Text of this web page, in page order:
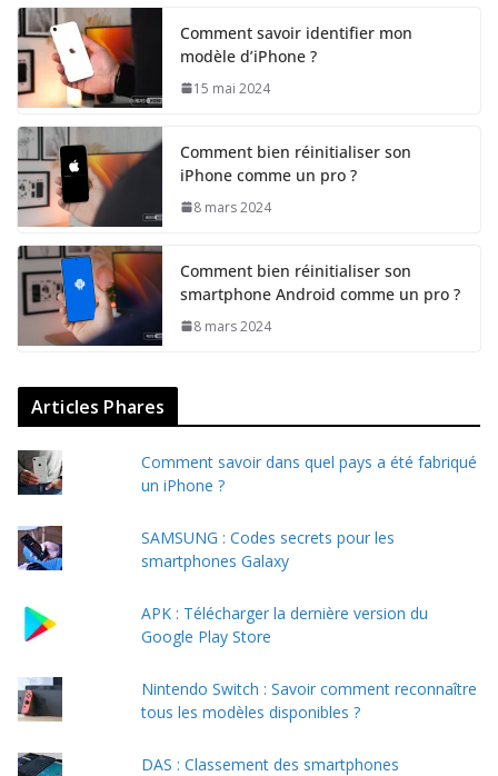
Comment savoir identifier mon
modèle d’iPhone ?
15 mai 2024
Comment bien réinitialiser son
iPhone comme un pro ?
8 mars 2024
Comment bien réinitialiser son
smartphone Android comme un pro ?
8 mars 2024
Articles Phares
Comment savoir dans quel pays a été fabriqué
un iPhone ?
SAMSUNG : Codes secrets pour les
smartphones Galaxy
APK : Télécharger la dernière version du
Google Play Store
Nintendo Switch : Savoir comment reconnaître
tous les modèles disponibles ?
DAS : Classement des smartphones